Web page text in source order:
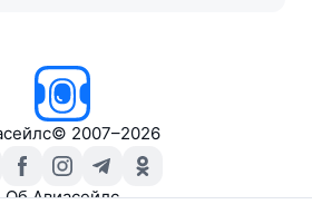
© 2007–2026
Об Авиасейлс